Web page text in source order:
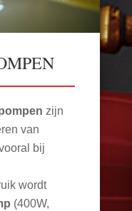
zijn
van
bij
wordt
(400W,